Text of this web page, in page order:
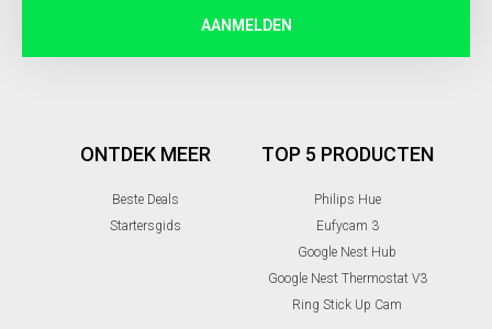
AANMELDEN
ONTDEK MEER
Beste Deals
Startersgids
TOP 5 PRODUCTEN
Philips Hue
Eufycam 3
Google Nest Hub
Google Nest Thermostat V3
Ring Stick Up Cam